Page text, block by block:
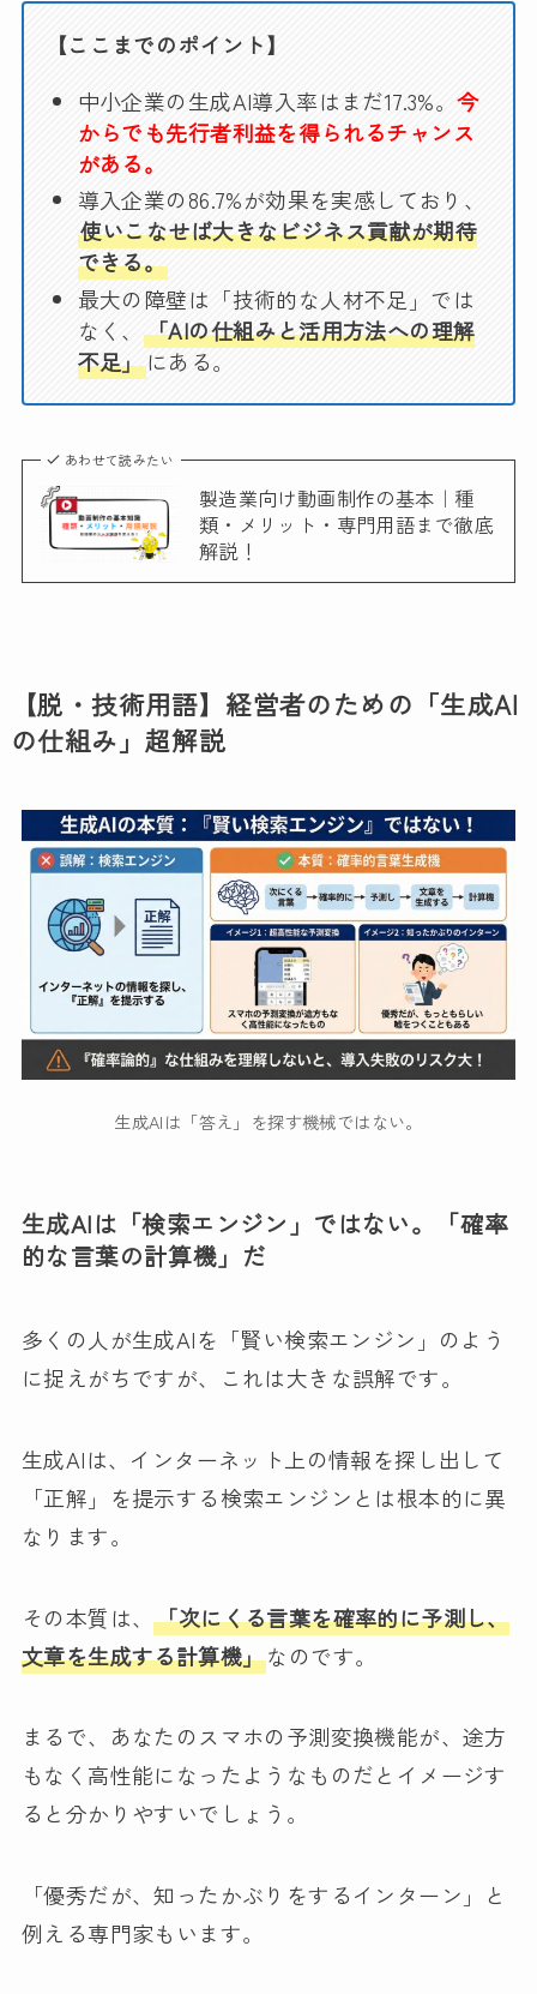
【ここまでのポイント】
中小企業の生成AI導入率はまだ17.3%。今
からでも先行者利益を得られるチャンス
がある。
導入企業の86.7%が効果を実感しており、
使いこなせば大きなビジネス貢献が期待
できる。
最大の障壁は「技術的な人材不足」では
なく、 「AIの仕組みと活用方法への理解
不足」にある。
あわせて読みたい
製造業向け動画制作の基本｜種
類・メリット・専門用語まで徹底
解説！
【脱・技術用語】経営者のための「生成AI
の仕組み」超解説
生成AIは「答え」を探す機械ではない。
生成AIは「検索エンジン」ではない。「確率
的な言葉の計算機」だ
多くの人が生成AIを「賢い検索エンジン」のよう
に捉えがちですが、これは大きな誤解です。
生成AIは、インターネット上の情報を探し出して
「正解」を提示する検索エンジンとは根本的に異
なります。
その本質は、「次にくる言葉を確率的に予測し、
文章を生成する計算機」なのです。
まるで、あなたのスマホの予測変換機能が、途方
もなく高性能になったようなものだとイメージす
ると分かりやすいでしょう。
「優秀だが、知ったかぶりをするインターン」と
例える専門家もいます。